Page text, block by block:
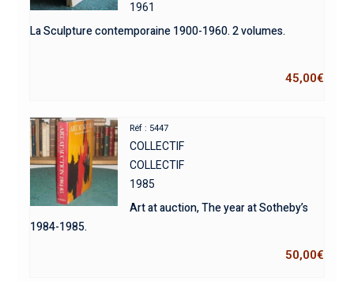
1961
La Sculpture contemporaine 1900-1960. 2 volumes.
45,00€
Réf : 5447
COLLECTIF
COLLECTIF
1985
Art at auction, The year at Sotheby’s
1984-1985.
50,00€